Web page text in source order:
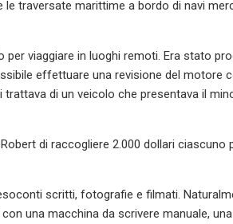
traversate marittime a bordo di navi
viaggiare in luoghi remoti. Era stato
effettuare una revisione del motore
di un veicolo che presentava il
di raccogliere 2.000 dollari ciascuno
scritti, fotografie e filmati.
una macchina da scrivere manuale,